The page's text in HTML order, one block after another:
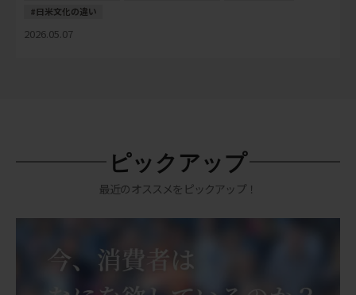
日米文化の違い
2026.05.07
ピックアップ
最近のオススメをピックアップ！